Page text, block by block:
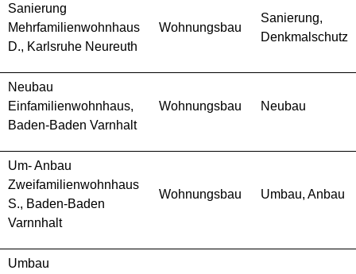
Sanierung
Mehrfamilienwohnhaus
D., Karlsruhe Neureuth
Wohnungsbau
Sanierung,
Denkmalschutz
Neubau
Einfamilienwohnhaus,
Baden-Baden Varnhalt
Wohnungsbau Neubau
Um- Anbau
Zweifamilienwohnhaus
S., Baden-Baden
Varnnhalt
Wohnungsbau Umbau, Anbau
Umbau